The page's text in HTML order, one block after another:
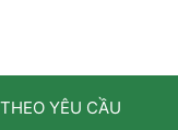
YÊU CẦU